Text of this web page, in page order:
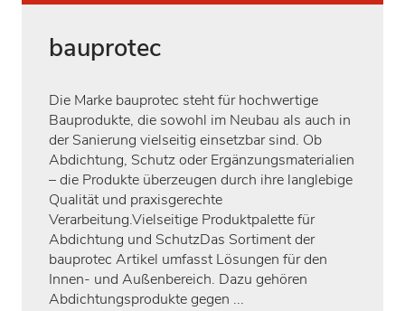
bauprotec
Die Marke bauprotec steht für hochwertige
Bauprodukte, die sowohl im Neubau als auch in
der Sanierung vielseitig einsetzbar sind. Ob
Abdichtung, Schutz oder Ergänzungsmaterialien
– die Produkte überzeugen durch ihre langlebige
Qualität und praxisgerechte
Verarbeitung.Vielseitige Produktpalette für
Abdichtung und SchutzDas Sortiment der
bauprotec Artikel umfasst Lösungen für den
Innen- und Außenbereich. Dazu gehören
Abdichtungsprodukte gegen ...